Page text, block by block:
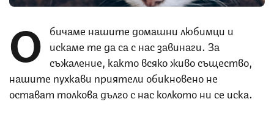
О бичаме нашите домашни любимци и
искаме те да са с нас завинаги. За
съжаление, както всяко живо същество,
нашите пухкави приятели обикновено не
остават толкова дълго с нас колкото ни се иска.